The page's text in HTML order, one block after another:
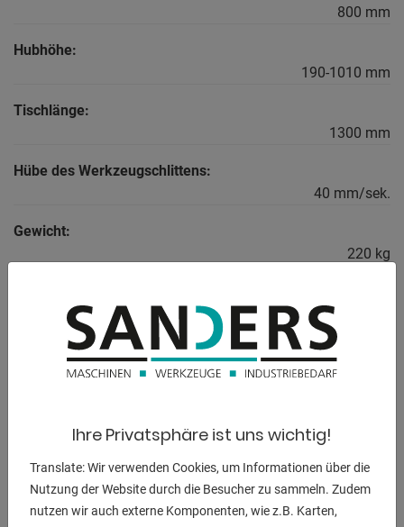
800 mm
Hubhöhe:
190-1010 mm
Tischlänge:
1300 mm
Hübe des Werkzeugschlittens:
40 mm/sek.
Gewicht:
220 kg
BESCHREIBUNG
Ausstattung:
- Mit geschlossener Plattform
- Separate Steuereinheit mit 3 Meter Kabel, Bedienknöpfen
und Not-Aus-Schalter
- Stufenloses Heben und Senken
- Stabile pulverbeschichtete Stahlkonstuktion
Ihre Privatsphäre ist uns wichtig!
Translate: Wir verwenden Cookies, um Informationen über die
Nutzung der Website durch die Besucher zu sammeln. Zudem
nutzen wir auch externe Komponenten, wie z.B. Karten,